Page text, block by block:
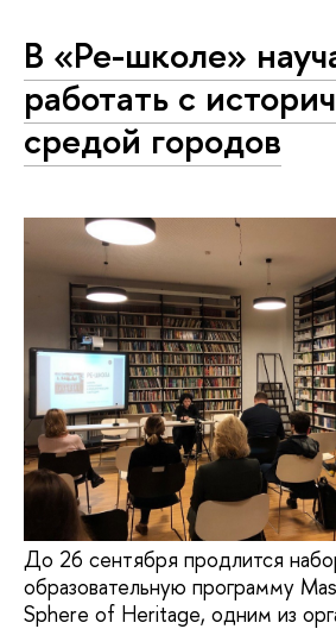
В «Ре-школе»
работать с
средой городов
До 26 сентября продлится
образовательную программу
Sphere of Heritage, одним из